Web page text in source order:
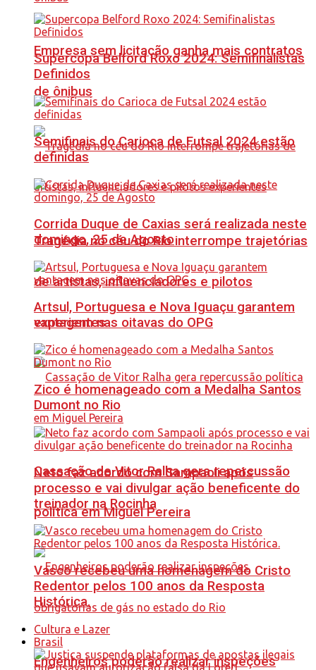
Empresa sem licitação ganha mais contratos
de ônibus
Tragédia no céu do Rio interrompe trajetórias
de artistas, influenciadores e pilotos
experientes
Cassação de Vitor Ralha gera repercussão
política em Miguel Pereira
Engenheiros poderão realizar inspeções
Supercopa Belford Roxo 2024: Semifinalistas
Definidos
Semifinais do Carioca de Futsal 2024 estão
definidas
Corrida Duque de Caxias será realizada neste
domingo, 25 de Agosto
Artsul, Portuguesa e Nova Iguaçu garantem
vantagem nas oitavas do OPG
Zico é homenageado com a Medalha Santos
Dumont no Rio
Neto faz acordo com Sampaoli após
processo e vai divulgar ação beneficente do
treinador na Rocinha
Vasco recebeu uma homenagem do Cristo
Redentor pelos 100 anos da Resposta
Histórica.
Cultura e Lazer
Brasil